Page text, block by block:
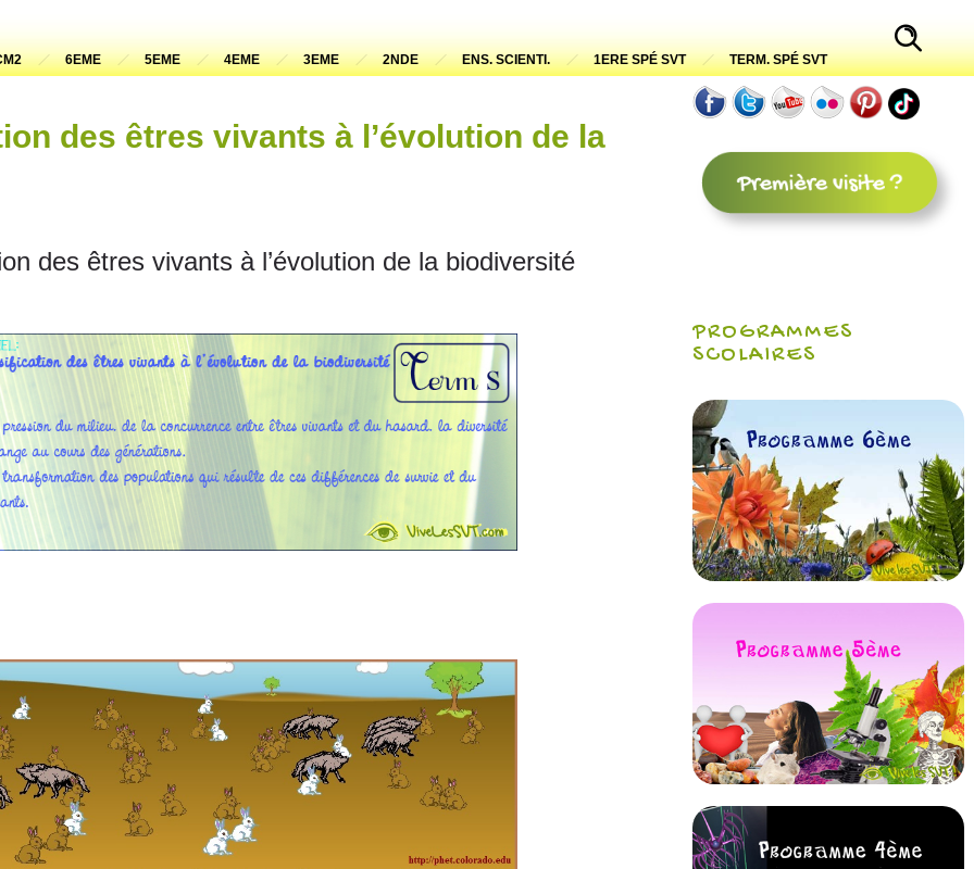
6EME 5EME 4EME 3EME 2NDE ENS. SCIENTI. 1ERE SPÉ SVT
TERM. SPÉ SVT
des êtres vivants à l’évolution de la
des êtres vivants à l’évolution de la biodiversité
PROGRAMMES
SCOLAIRES